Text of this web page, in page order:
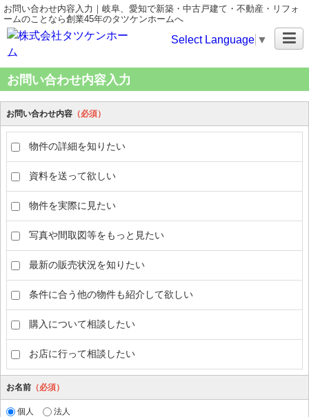
お問い合わせ内容入力｜岐阜、愛知で新築・中古戸建て・不動産・リフォ
ームのことなら創業45年のタツケンホームへ
Select Language ▼
お問い合わせ内容入力
お問い合わせ内容 （必須）
物件の詳細を知りたい
資料を送って欲しい
物件を実際に見たい
写真や間取図等をもっと見たい
最新の販売状況を知りたい
条件に合う他の物件も紹介して欲しい
購入について相談したい
お店に行って相談したい
お名前 （必須）
個人 法人